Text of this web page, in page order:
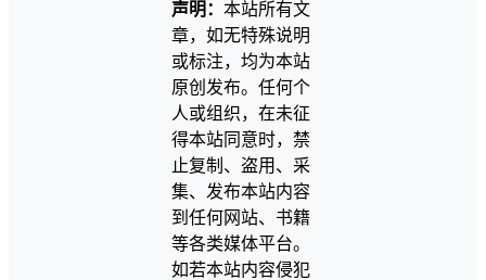
声明： 本站所有文
章，如无特殊说明
或标注，均为本站
原创发布。任何个
人或组织，在未征
得本站同意时，禁
止复制、盗用、采
集、发布本站内容
到任何网站、书籍
等各类媒体平台。
如若本站内容侵犯